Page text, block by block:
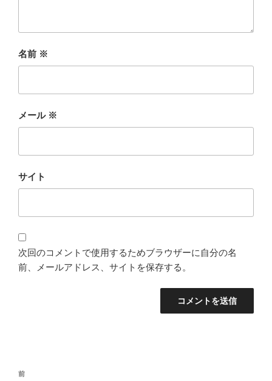
名前 ※
メール ※
サイト
次回のコメントで使用するためブラウザーに自分の名
前、メールアドレス、サイトを保存する。
投
過
前